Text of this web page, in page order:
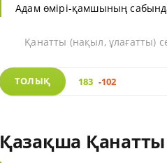
Адам өмірі-қамшының
Қанатты (нақыл, ұлағатты)
ТОЛЫҚ 183 -102
Қазақша